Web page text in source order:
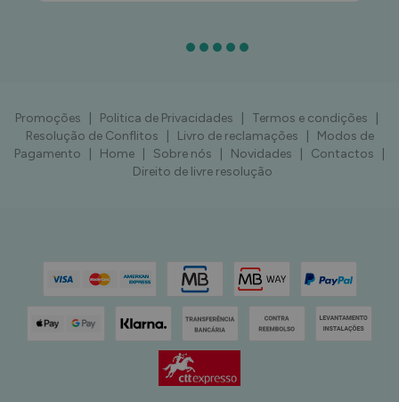
Promoções Politica de Privacidades Termos e condições
Resolução de Conflitos
Livro de reclamações
Modos de
Pagamento
Home Sobre nós Novidades Contactos
Direito de livre resolução